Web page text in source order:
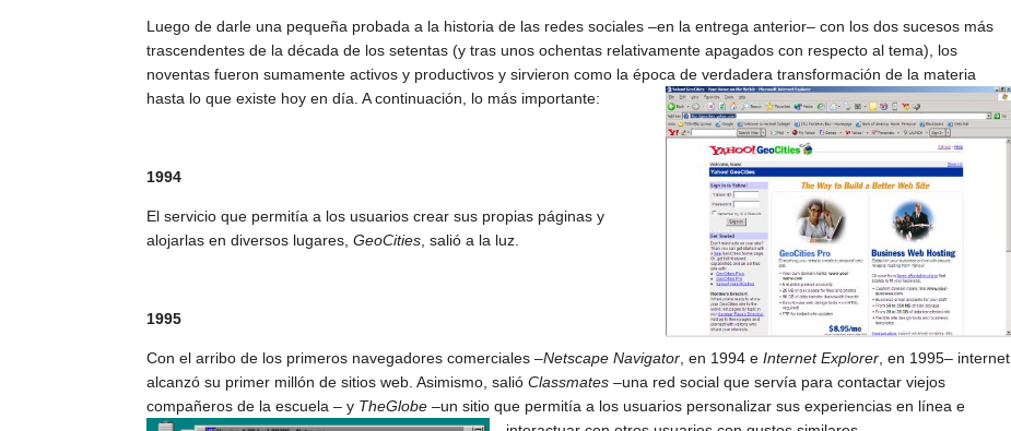
Luego de darle una pequeña probada a la historia de las redes sociales –en la entrega anterior– con los dos sucesos más
trascendentes de la década de los setentas (y tras unos ochentas relativamente apagados con respecto al tema), los
noventas fueron sumamente activos y productivos y sirvieron como la época de verdadera transformación de la materia
hasta lo que existe hoy en día. A continuación, lo más importante:
1994
El servicio que permitía a los usuarios crear sus propias páginas y
alojarlas en diversos lugares,GeoCities , salió a la luz.
1995
Con el arribo de los primeros navegadores comerciales –Netscape Navigator , en 1994 eInternet Explorer , en 1995– internet
alcanzó su primer millón de sitios web. Asimismo, salióClassmates –una red social que servía para contactar viejos
compañeros de la escuela – y TheGlobe –un sitio que permitía a los usuarios personalizar sus experiencias en línea e